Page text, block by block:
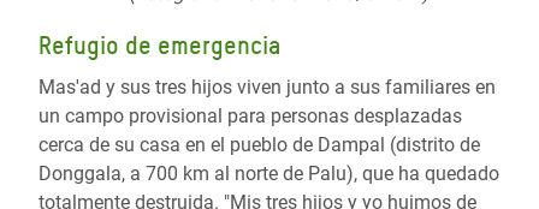
Refugio de emergencia
Mas'ad y sus tres hijos viven junto a sus familiares en
un campo provisional para personas desplazadas
cerca de su casa en el pueblo de Dampal (distrito de
Donggala, a 700 km al norte de Palu), que ha quedado
totalmente destruida. "Mis tres hijos y yo huimos de